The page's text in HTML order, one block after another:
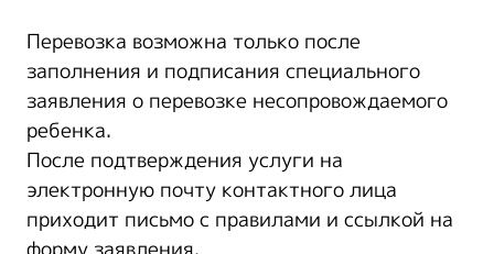
Перевозка возможна только после
заполнения и подписания специального
заявления о перевозке несопровождаемого
ребенка.
После подтверждения услуги на
электронную почту контактного лица
приходит письмо с правилами и ссылкой на